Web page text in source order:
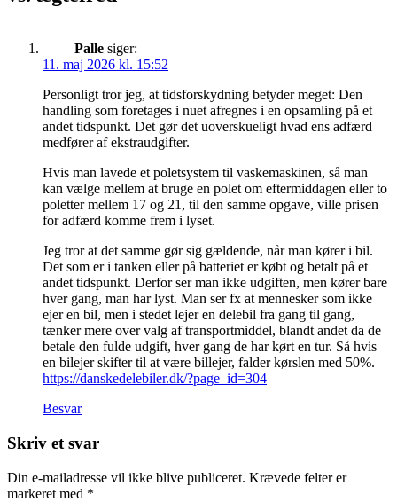
Palle siger:
11. maj 2026 kl. 15:52
Personligt tror jeg, at tidsforskydning betyder meget: Den
handling som foretages i nuet afregnes i en opsamling på et
andet tidspunkt. Det gør det uoverskueligt hvad ens adfærd
medfører af ekstraudgifter.
Hvis man lavede et poletsystem til vaskemaskinen, så man
kan vælge mellem at bruge en polet om eftermiddagen eller to
poletter mellem 17 og 21, til den samme opgave, ville prisen
for adfærd komme frem i lyset.
Jeg tror at det samme gør sig gældende, når man kører i bil.
Det som er i tanken eller på batteriet er købt og betalt på et
andet tidspunkt. Derfor ser man ikke udgiften, men kører bare
hver gang, man har lyst. Man ser fx at mennesker som ikke
ejer en bil, men i stedet lejer en delebil fra gang til gang,
tænker mere over valg af transportmiddel, blandt andet da de
betale den fulde udgift, hver gang de har kørt en tur. Så hvis
en bilejer skifter til at være billejer, falder kørslen med 50%.
https://danskedelebiler.dk/?page_id=304
Besvar
Skriv et svar
Din e-mailadresse vil ikke blive publiceret. Krævede felter er
markeret med *